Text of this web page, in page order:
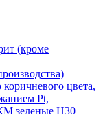
(кроме
цвета,
Pt,
зеленые Н30